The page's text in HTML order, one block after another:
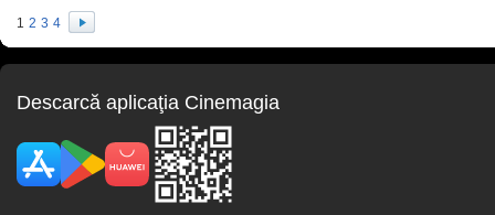
1 2 3 4
Descarcă aplicaţia Cinemagia